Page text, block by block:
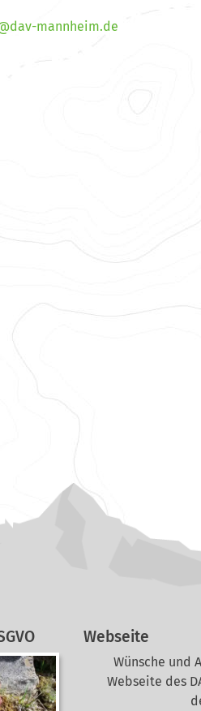
ed.mi
ehnna
m-vad
Webseite
Wünsche und
Webseite des